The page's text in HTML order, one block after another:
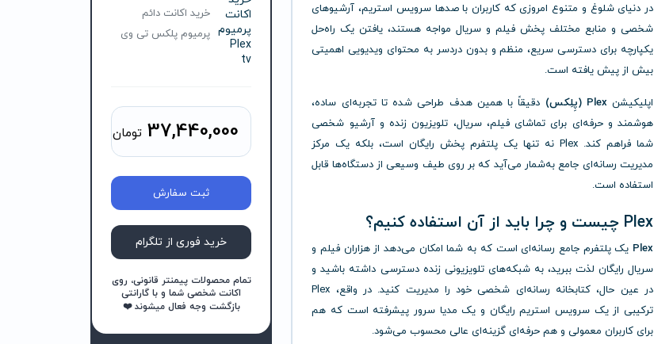
در دنیای شلوغ و متنوع امروزی که کاربران با صدها سرویس استریم، آرشیوهای
شخصی و منابع مختلف پخش فیلم و سریال مواجه هستند، یافتن یک راه‌حل
یکپارچه برای دسترسی سریع، منظم و بدون دردسر به محتوای ویدیویی اهمیتی
بیش از پیش یافته است.
اپلیکیشنPlex (پِلِکس)
دقیقاً با همین هدف طراحی شده تا تجربه‌ای ساده،
هوشمند و حرفه‌ای برای تماشای فیلم، سریال، تلویزیون زنده و آرشیو شخصی
شما فراهم کند. Plex نه تنها یک پلتفرم پخش رایگان است، بلکه یک مرکز
مدیریت رسانه‌ای جامع به‌شمار می‌آید که بر روی طیف وسیعی از دستگاه‌ها قابل
استفاده است.
Plex چیست و چرا باید از آن استفاده کنیم؟
Plex یک پلتفرم جامع رسانه‌ای است که به شما امکان می‌دهد از هزاران فیلم و
سریال رایگان لذت ببرید، به شبکه‌های تلویزیونی زنده دسترسی داشته باشید و
در عین حال، کتابخانه‌ رسانه‌ای شخصی خود را مدیریت کنید. در واقع، Plex
ترکیبی از یک سرویس استریم رایگان و یک مدیا سرور پیشرفته است که هم
برای کاربران معمولی و هم حرفه‌ای گزینه‌ای عالی محسوب می‌شود.
خرید اکانت دائم
پرمیوم پلکس تی وی
37,440,000 تومان
ثبت سفارش
خرید فوری از تلگرام
تمام محصولات پیمنتر قانونی، روی
اکانت شخصی شما و با گارانتی
بازگشت وجه فعال میشوند ❤️